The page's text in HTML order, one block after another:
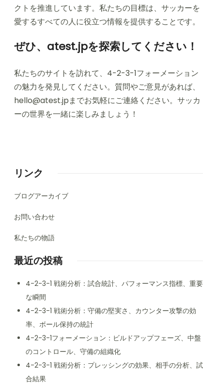
クトを推進しています。私たちの目標は、サッカーを
愛するすべての人に役立つ情報を提供することです。
ぜひ、atest.jpを探索してください！
私たちのサイトを訪れて、4-2-3-1フォーメーション
の魅力を発見してください。質問やご意見があれば、
hello@atest.jpまでお気軽にご連絡ください。サッカ
ーの世界を一緒に楽しみましょう！
リンク
ブログアーカイブ
お問い合わせ
私たちの物語
最近の投稿
4-2-3-1 戦術分析：試合統計、パフォーマンス指標、重要
な瞬間
4-2-3-1 戦術分析：守備の堅実さ、カウンター攻撃の効
率、ボール保持の統計
4-2-3-1フォーメーション：ビルドアップフェーズ、中盤
のコントロール、守備の組織化
4-2-3-1 戦術分析：プレッシングの効果、相手の分析、試
合結果